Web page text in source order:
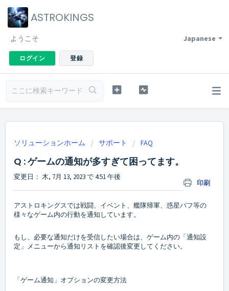
ASTROKINGS
Japanese
ようこそ
ログイン 登録
ソリューションホーム サポート FAQ
Q : ゲームの通知が多すぎて困ってます。
印刷
変更日： 木, 7月 13, 2023 で 4:51 午後
アストロキングスでは戦闘、イベント、艦隊帰軍、惑星バフ等の
様々なゲーム内の行動を通知しています。
もし、必要な通知だけを受信したい場合は、ゲーム内の「通知設
定」メニューから通知リストを確認後変更してください。
「ゲーム通知」オプションの変更方法